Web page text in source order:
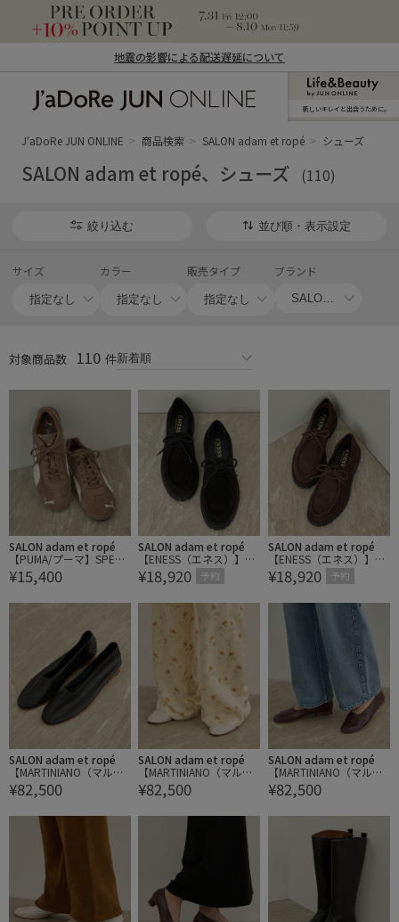
地震の影響による配送遅延について
ン オンライン）
新しいキレイと出合うために。
J'aDoRe JUN ONLINE 商品検索 SALON adam et ropé シューズ
SALON adam et ropé、シューズ (110)
絞り込む 並び順・表示設定
サイズ カラー 販売タイプ ブランド
対象商品数 110 件
SALON adam et ropé
【PUMA/プーマ】SPEED
CAT OG / スピードキャ
¥15,400
SALON adam et ropé
【ENESS（エネス）】レ
ースアップシューズ
¥18,920 予約
SALON adam et ropé
【ENESS（エネス）】レ
ースアップシューズ
¥18,920 予約
SALON adam et ropé
【MARTINIANO（マルテ
ィニアーノ）】GLOVE /
フラットシューズ
¥82,500
SALON adam et ropé
【MARTINIANO（マルテ
ィニアーノ）】GLOVE /
フラットシューズ
¥82,500
SALON adam et ropé
【MARTINIANO（マルテ
ィニアーノ）】GLOVE /
フラットシューズ
¥82,500